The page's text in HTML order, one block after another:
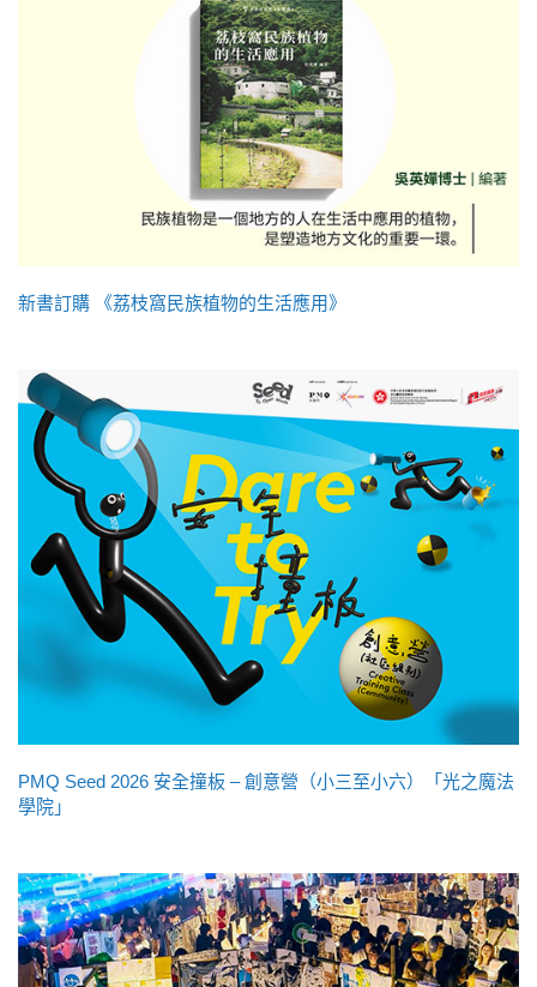
新書訂購 《荔枝窩民族植物的生活應用》
PMQ Seed 2026 安全撞板 – 創意營（小三至小六）「光之魔法
學院」